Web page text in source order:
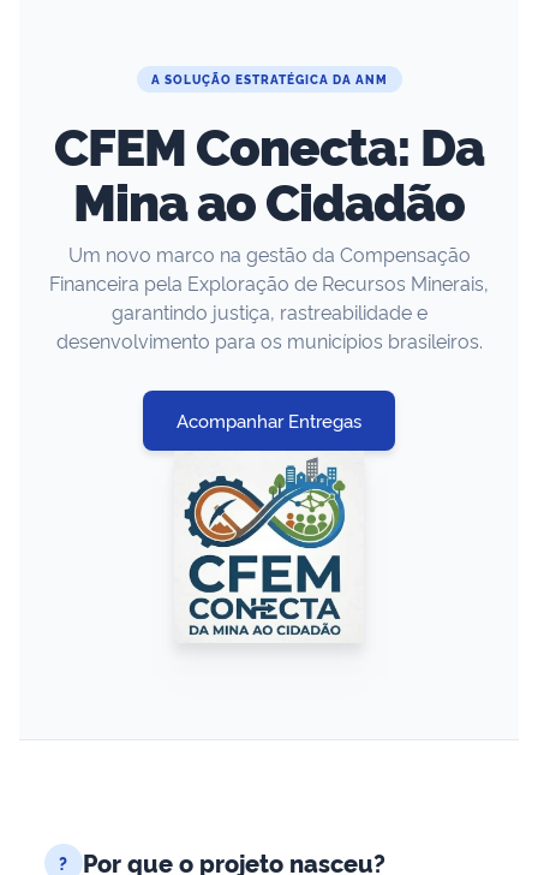
A SOLUÇÃO ESTRATÉGICA DA ANM
CFEM Conecta: Da
Mina ao Cidadão
Um novo marco na gestão da Compensação
Financeira pela Exploração de Recursos Minerais,
garantindo justiça, rastreabilidade e
desenvolvimento para os municípios brasileiros.
Acompanhar Entregas
? Por que o projeto nasceu?